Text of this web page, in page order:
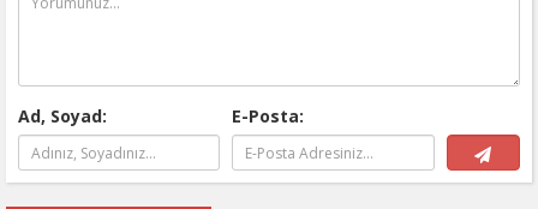
Ad, Soyad: E-Posta: